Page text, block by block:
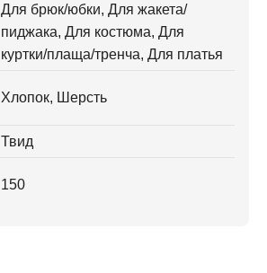
Для брюк/юбки, Для жакета/
пиджака, Для костюма, Для
куртки/плаща/тренча, Для платья
Хлопок, Шерсть
Твид
150